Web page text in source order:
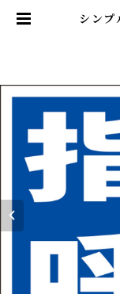
シンプ